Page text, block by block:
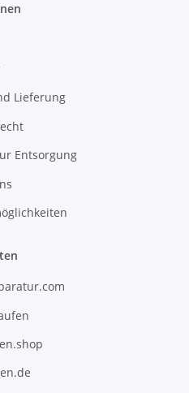
Lieferung
Entsorgung